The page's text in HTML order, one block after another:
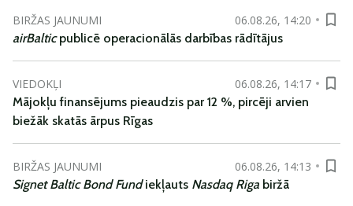
BIRŽAS JAUNUMI
06.08.26, 14:20
airBalticpublicē operacionālās darbības rādītājus
VIEDOKĻI
06.08.26, 14:17
Mājokļu finansējums pieaudzis par 12 %, pircēji arvien
biežāk skatās ārpus Rīgas
BIRŽAS JAUNUMI
06.08.26, 14:13
Signet Baltic Bond Fundiekļauts Nasdaq Riga biržā